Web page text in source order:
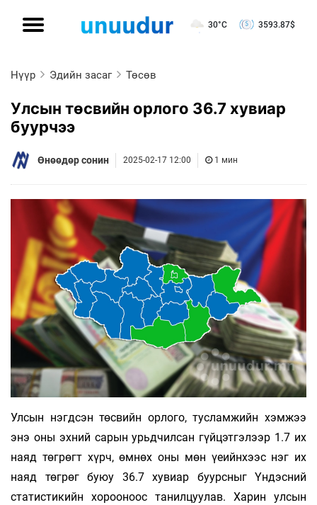
30°C 3593.87$
Нүүр Эдийн засаг Төсөв
Улсын төсвийн орлого 36.7 хувиар
буурчээ
Өнөөдөр сонин 2025-02-17 12:00 1 мин
Улсын нэгдсэн төсвийн орлого, тусламжийн хэмжээ
энэ оны эхний сарын урьдчилсан гүй­цэтгэлээр 1.7 их
наяд төгрөгт хүрч, өмнөх оны мөн үеийнхээс нэг их
наяд төгрөг буюу 36.7 ху­виар буурсныг Үндэсний
статистикийн хо­­­роо­ноос танилцуулав. Харин улсын